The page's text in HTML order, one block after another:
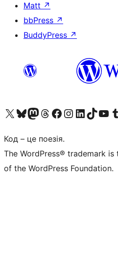
Matt ↗
bbPress ↗
BuddyPress ↗
Visit our X (formerly Twitter) account
Visit our Bluesky account
Завітайте до нашої стрічки в Mastodon
Visit our Threads account
Завітайте на нашу сторінку в Facebook
Visit our Instagram account
Visit our LinkedIn account
Visit our TikTok
Visit our
Код – це поезія.
The WordPress® trademark
of the WordPress Foundation.